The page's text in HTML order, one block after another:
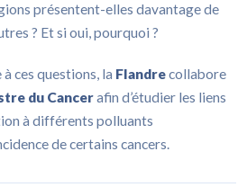
présentent-elles davantage de
? Et si oui, pourquoi ?
ces questions, la Flandrecollabore
du Cancerafin d’étudier les liens
à différents polluants
de certains cancers.